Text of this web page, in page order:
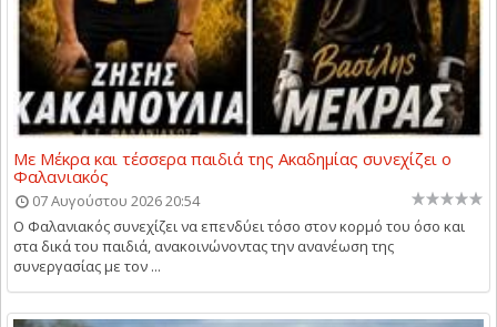
Με Μέκρα και τέσσερα παιδιά της Ακαδημίας συνεχίζει ο
Φαλανιακός
07 Αυγούστου 2026 20:54
Ο Φαλανιακός συνεχίζει να επενδύει τόσο στον κορμό του όσο και
στα δικά του παιδιά, ανακοινώνοντας την ανανέωση της
συνεργασίας με τον ...